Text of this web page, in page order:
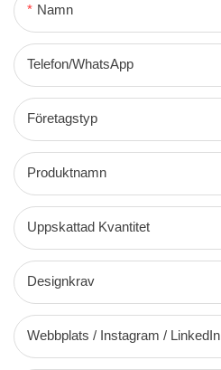
Namn
Telefon/WhatsApp
Företagstyp
Produktnamn
Uppskattad Kvantitet
Designkrav
Webbplats / Instagram / LinkedIn